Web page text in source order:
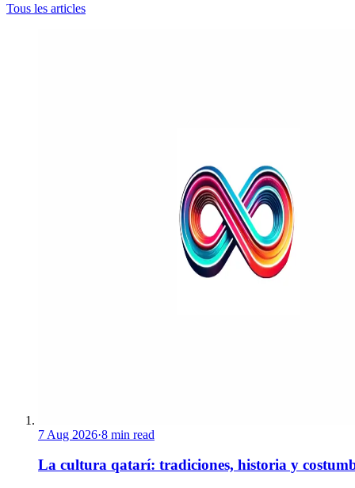
Tous les articles
7 Aug 2026·8 min read
La cultura qatarí: tradiciones, historia y